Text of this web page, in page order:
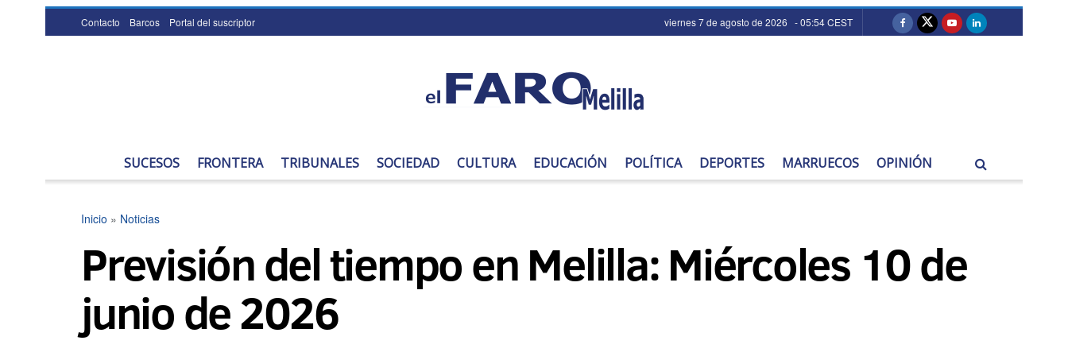
Contacto Barcos Portal del suscriptor viernes 7 de agosto de 2026 - 05:54 CEST
SUCESOS FRONTERA TRIBUNALES SOCIEDAD CULTURA EDUCACIÓN POLÍTICA DEPORTES MARRUECOS OPINIÓN
Inicio » Noticias
Previsión del tiempo en Melilla: Miércoles 10 de
junio de 2026